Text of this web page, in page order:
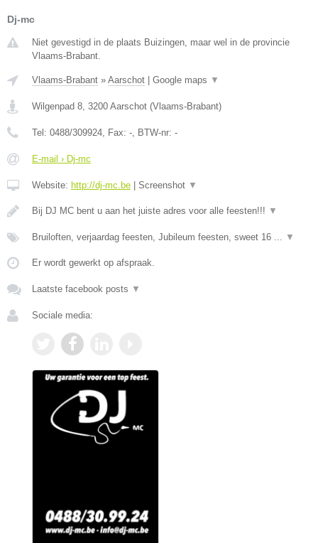
Dj-mc
Niet gevestigd in de plaats Buizingen, maar wel in de provincie
Vlaams-Brabant.
Vlaams-Brabant » Aarschot | Google maps ▼
Wilgenpad 8 3200 Aarschot (Vlaams-Brabant)
Tel: 0488/309924 , Fax: - , BTW-nr: -
E-mail › Dj-mc
Website: http://dj-mc.be | Screenshot ▼
Bij DJ MC bent u aan het juiste adres voor alle feesten!!! ▼
Bruiloften, verjaardag feesten, Jubileum feesten, sweet 16 ... ▼
Er wordt gewerkt op afspraak.
Laatste facebook posts ▼
Sociale media: